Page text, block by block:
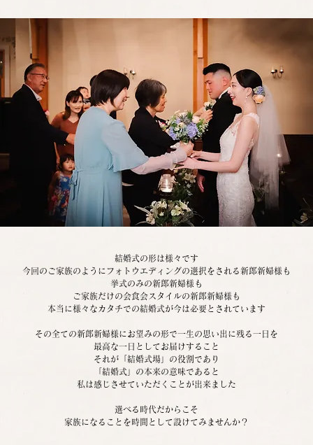
結婚式の形は様々です
今回のご家族のようにフォトウエディングの選択をされる新郎新婦様も
挙式のみの新郎新婦様も
ご家族だけの会食会スタイルの新郎新婦様も
本当に様々なカタチでの結婚式が今は必要とされています
その全ての新郎新婦様にお望みの形で一生の思い出に残る一日を
最高な一日としてお届けすること
それが「結婚式場」の役割であり
「結婚式」の本来の意味であると
私は感じさせていただくことが出来ました
選べる時代だからこそ
家族になることを時間として設けてみませんか？